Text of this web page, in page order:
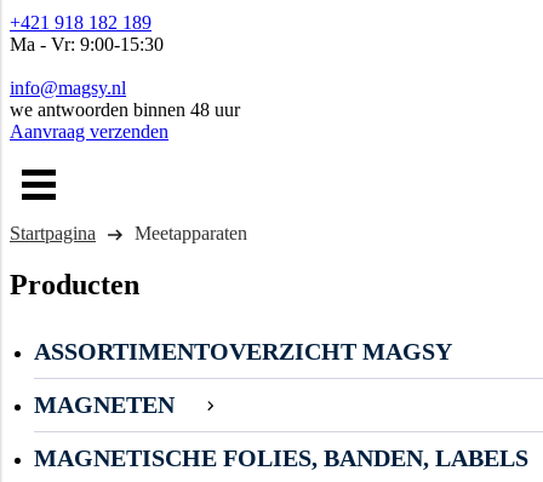
+421 918 182 189
Ma - Vr: 9:00-15:30
info@magsy.nl
we antwoorden binnen 48 uur
Aanvraag verzenden
Startpagina Meetapparaten
Producten
ASSORTIMENTOVERZICHT MAGSY
MAGNETEN
MAGNETISCHE FOLIES, BANDEN, LABELS